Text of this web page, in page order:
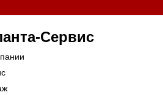
Сервис